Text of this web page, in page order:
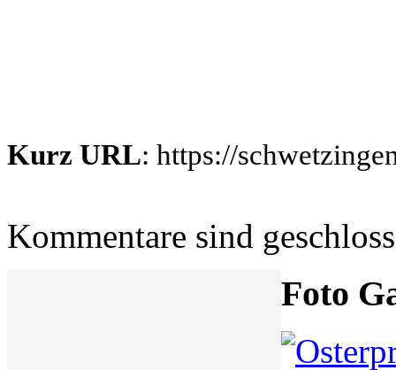
Kurz URL: https://
Kommentare sind
Foto